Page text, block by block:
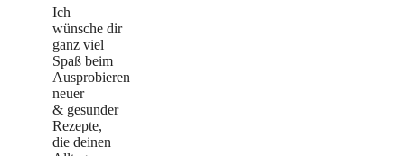
Ich
wünsche dir
ganz viel
Spaß beim
Ausprobieren
neuer
& gesunder
Rezepte,
die deinen